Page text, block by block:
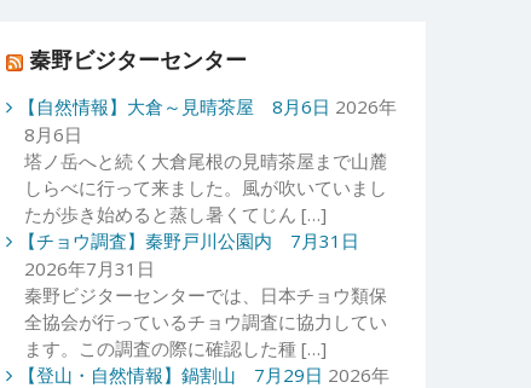
秦野ビジターセンター
【自然情報】大倉～見晴茶屋 8月6日 2026年
8月6日
塔ノ岳へと続く大倉尾根の見晴茶屋まで山麓
しらべに行って来ました。風が吹いていまし
たが歩き始めると蒸し暑くてじん […]
【チョウ調査】秦野戸川公園内 7月31日
2026年7月31日
秦野ビジターセンターでは、日本チョウ類保
全協会が行っているチョウ調査に協力してい
ます。この調査の際に確認した種 […]
【登山・自然情報】鍋割山 7月29日 2026年